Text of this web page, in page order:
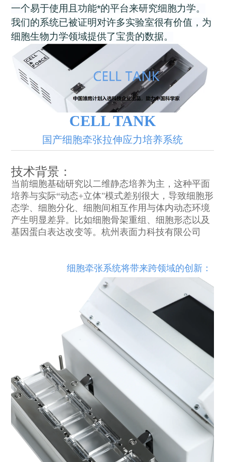
一个易于使用且功能*的平台来研究细胞力学。
我们的系统已被证明对许多实验室很有价值，为
细胞生物力学领域提供了宝贵的数据。
CELL TANK
国产细胞牵张拉伸应力培养系统
技术背景：
当前细胞基础研究以二维静态培养为主，这种平面
培养与实际“动态+立体"模式差别很大，导致细胞形
态学、细胞分化、细胞间相互作用与体内动态环境
产生明显差异。比如细胞骨架重组、细胞形态以及
基因蛋白表达改变等。杭州表面力科技有限公司
细胞牵张系统将带来跨领域的创新：